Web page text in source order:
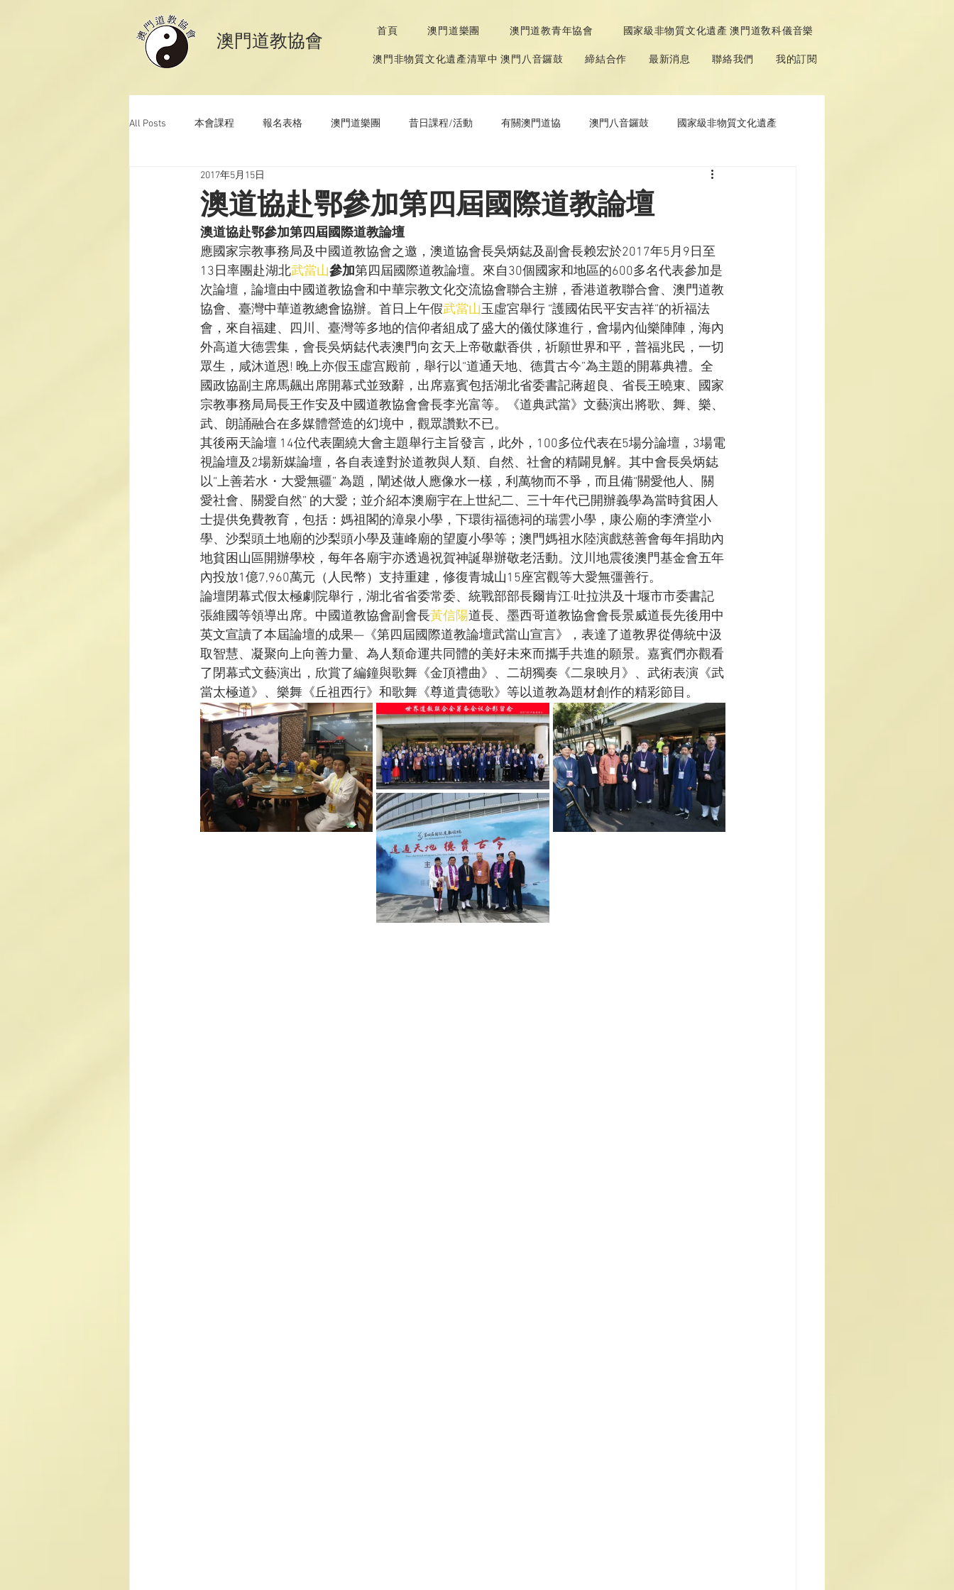
​澳門道教協會 首頁 澳門道樂團 澳門道教青年協會 國家級非物質文化遺產 澳門道敎科儀音樂
澳門非物質文化遺產清單中 澳門八音鑼鼓 締結合作 最新消息 聯絡我們 我的訂閱
All Posts 本會課程 報名表格 澳門道樂團 昔日課程/活動 有關澳門道協 澳門八音鑼鼓 國家級非物質文化遺產
澳門道教科儀音樂
澳道協赴鄂參加第四屆國際道教論壇
2017年5月15日
澳道協赴鄂參加第四屆國際道教論壇
應國家宗教事務局及中國道教協會之邀，澳道協會長吳炳鋕及副會長赖宏於2017年5月9日至
13日率團赴湖北武當山參加第四屆國際道教論壇。來自30個國家和地區的600多名代表參加是
次論壇，論壇由中國道教協會和中華宗教文化交流協會聯合主辦，香港道教聯合會、澳門道教
協會、臺灣中華道教總會協辦。首日上午假武當山玉虛宮舉行 “護國佑民平安吉祥”的祈福法
會，來自福建、四川、臺灣等多地的信仰者組成了盛大的儀仗隊進行，會場內仙樂陣陣，海內
外高道大德雲集，會長吳炳鋕代表澳門向玄天上帝敬獻香供，祈願世界和平，普福兆民，一切
眾生，咸沐道恩! 晚上亦假玉虛宫殿前，舉行以“道通天地、德貫古今”為主題的開幕典禮。全
國政協副主席馬飆出席開幕式並致辭，出席嘉賓包括湖北省委書記蔣超良、省長王曉東、國家
宗教事務局局長王作安及中國道教協會會長李光富等。《道典武當》文藝演出將歌、舞、樂、
武、朗誦融合在多媒體營造的幻境中，觀眾讚歎不已。
其後兩天論壇 14位代表圍繞大會主題舉行主旨發言，此外，100多位代表在5場分論壇，3場電
視論壇及2場新媒論壇，各自表達對於道教與人類、自然、社會的精闢見解。其中會長吳炳鋕
以“上善若水・大愛無疆” 為題，闡述做人應像水一樣，利萬物而不爭，而且備“關愛他人、關
愛社會、關愛自然” 的大愛；並介紹本澳廟宇在上世紀二、三十年代已開辦義學為當時貧困人
士提供免費教育，包括：媽祖閣的漳泉小學，下環街福德祠的瑞雲小學，康公廟的李濟堂小
學、沙梨頭土地廟的沙梨頭小學及蓮峰廟的望廈小學等；澳門媽祖水陸演戲慈善會每年捐助內
地貧困山區開辦學校，每年各廟宇亦透過祝賀神誕舉辦敬老活動。汶川地震後澳門基金會五年
內投放1億7,960萬元（人民幣）支持重建，修復青城山15座宮觀等大愛無彊善行。
論壇閉幕式假太極劇院舉行，湖北省省委常委、統戰部部長爾肯江·吐拉洪及十堰市市委書記
張維國等領導出席。中國道教協會副會長黃信陽道長、墨西哥道教協會會長景威道長先後用中
英文宣讀了本屆論壇的成果—《第四屆國際道教論壇武當山宣言》，表達了道教界從傳統中汲
取智慧、凝聚向上向善力量、為人類命運共同體的美好未來而攜手共進的願景。嘉賓們亦觀看
了閉幕式文藝演出，欣賞了編鐘與歌舞《金頂禮曲》、二胡獨奏《二泉映月》、武術表演《武
當太極道》、樂舞《丘祖西行》和歌舞《尊道貴德歌》等以道教為題材創作的精彩節目。